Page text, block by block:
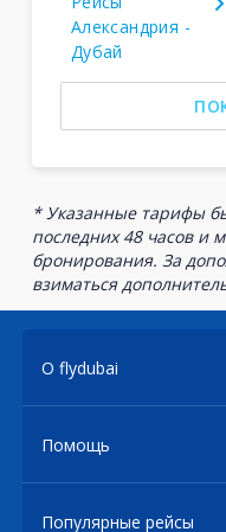
Александрия -
Дубай
* Указанные тарифы
последних 48 часов и
бронирования. За
взиматься
О flydubai
Помощь
Популярные рейсы